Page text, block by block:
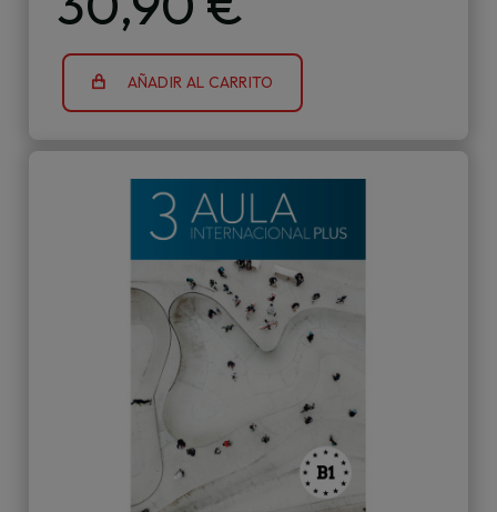
AÑADIR AL CARRITO